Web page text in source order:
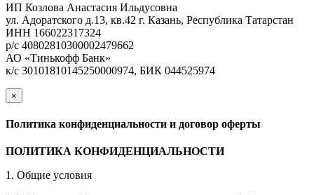
ИП Козлова Анастасия Ильдусовна
ул. Адоратского д.13, кв.42 г. Казань, Республика Татарстан
ИНН 166022317324
р/с 40802810300002479662
АО «Тинькофф Банк»
к/с 30101810145250000974, БИК 044525974
×
закрыть
Политика конфиденциальности и договор оферты
ПОЛИТИКА КОНФИДЕНЦИАЛЬНОСТИ
1. Общие условия